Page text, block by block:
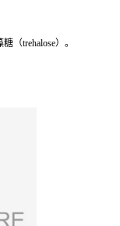
糖（trehalose） 。